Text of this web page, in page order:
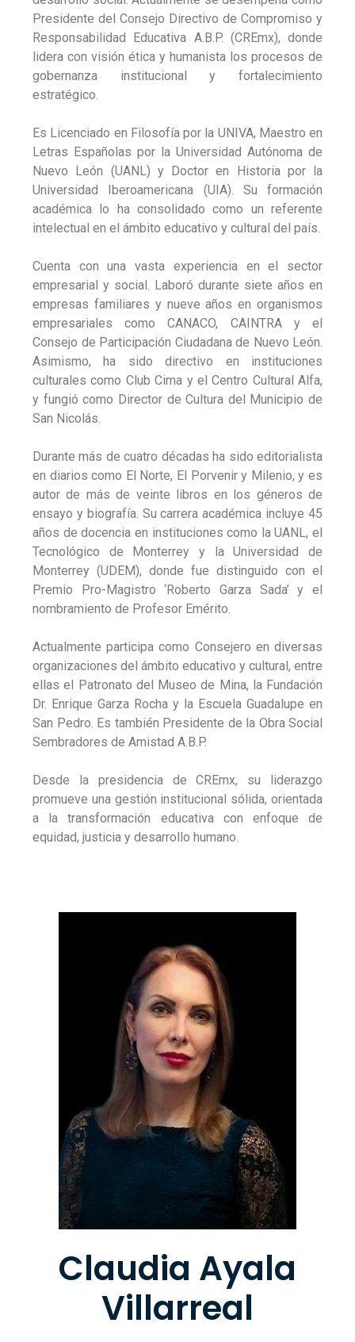
Presidente del Consejo Directivo de Compromiso y
Responsabilidad Educativa A.B.P. (CREmx), donde
lidera con visión ética y humanista los procesos de
gobernanza institucional y fortalecimiento
estratégico.
Es Licenciado en Filosofía por la UNIVA, Maestro en
Letras Españolas por la Universidad Autónoma de
Nuevo León (UANL) y Doctor en Historia por la
Universidad Iberoamericana (UIA). Su formación
académica lo ha consolidado como un referente
intelectual en el ámbito educativo y cultural del país.
Cuenta con una vasta experiencia en el sector
empresarial y social. Laboró durante siete años en
empresas familiares y nueve años en organismos
empresariales como CANACO, CAINTRA y el
Consejo de Participación Ciudadana de Nuevo León.
Asimismo, ha sido directivo en instituciones
culturales como Club Cima y el Centro Cultural Alfa,
y fungió como Director de Cultura del Municipio de
San Nicolás.
Durante más de cuatro décadas ha sido editorialista
en diarios como El Norte, El Porvenir y Milenio, y es
autor de más de veinte libros en los géneros de
ensayo y biografía. Su carrera académica incluye 45
años de docencia en instituciones como la UANL, el
Tecnológico de Monterrey y la Universidad de
Monterrey (UDEM), donde fue distinguido con el
Premio Pro-Magistro ‘Roberto Garza Sada’ y el
nombramiento de Profesor Emérito.
Actualmente participa como Consejero en diversas
organizaciones del ámbito educativo y cultural, entre
ellas el Patronato del Museo de Mina, la Fundación
Dr. Enrique Garza Rocha y la Escuela Guadalupe en
San Pedro. Es también Presidente de la Obra Social
Sembradores de Amistad A.B.P.
Desde la presidencia de CREmx, su liderazgo
promueve una gestión institucional sólida, orientada
a la transformación educativa con enfoque de
equidad, justicia y desarrollo humano.
Claudia Ayala
Villarreal